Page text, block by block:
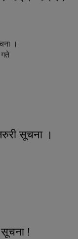
।
सूचना ।
सूचना !